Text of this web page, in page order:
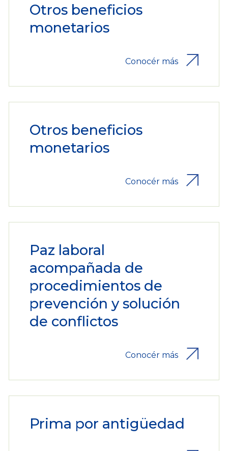
Otros beneficios
monetarios
Conocér más
Otros beneficios
monetarios
Conocér más
Paz laboral
acompañada de
procedimientos de
prevención y solución
de conflictos
Conocér más
Prima por antigüedad